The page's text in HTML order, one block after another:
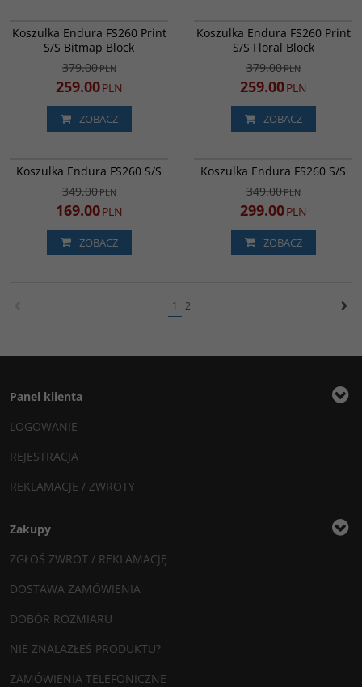
NOWOŚĆ
PROMOCJA
DARMOWA DOSTAWA
dopasowanym kroju w kolekcji
Endury.
Koszulka Endura FS260 Print
S/S Bitmap Block
379.00PLN
259.00PLN
ZOBACZ
NOWOŚĆ
PROMOCJA
DARMOWA DOSTAWA
dopasowanym kroju w kolekcji
Koszulka Endura FS260 Print
S/S Floral Block
379.00PLN
259.00PLN
ZOBACZ
PROMOCJA
dopasowanym kroju w kolekcji
Koszulka Endura FS260 S/S
349.00PLN
169.00PLN
ZOBACZ
PROMOCJA
dopasowanym kroju w kolekcji
Koszulka Endura FS260 S/S
349.00PLN
299.00PLN
ZOBACZ
1 2
Panel klienta
LOGOWANIE
REJESTRACJA
REKLAMACJE / ZWROTY
Zakupy
ZGŁOŚ ZWROT / REKLAMACJĘ
DOSTAWA ZAMÓWIENIA
DOBÓR ROZMIARU
NIE ZNALAZŁEŚ PRODUKTU?
ZAMÓWIENIA TELEFONICZNE